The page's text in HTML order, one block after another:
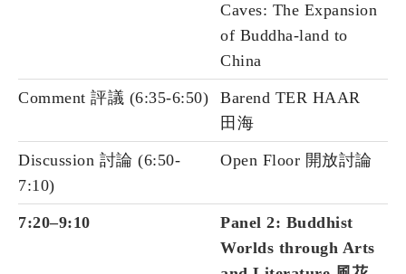
Caves: The Expansion
of Buddha-land to
China
Comment 評議 (6:35-6:50)
Barend TER HAAR
田海
Discussion 討論 (6:50-
7:10)
Open Floor 開放討論
7:20–9:10
Panel 2: Buddhist
Worlds through Arts